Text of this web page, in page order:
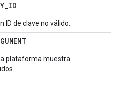
_ID
ID de clave no válido.
plataforma muestra